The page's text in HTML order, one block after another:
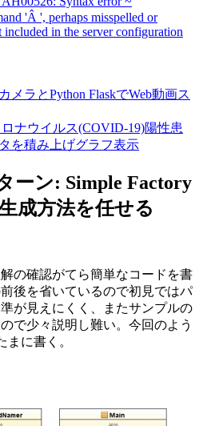
'Â ', perhaps misspelled or
in the server configuration
メラとPython FlaskでWeb動画ス
ナウイルス(COVID-19)陽性患
を積み上げグラフ表示
ーン: Simple Factory
成方法を任せる
の確認がてら簡単なコードを書
後を省いているので初見ではパ
が見えにくく、またサンプルの
で少々説明し難い。今回のよう
まに書く。